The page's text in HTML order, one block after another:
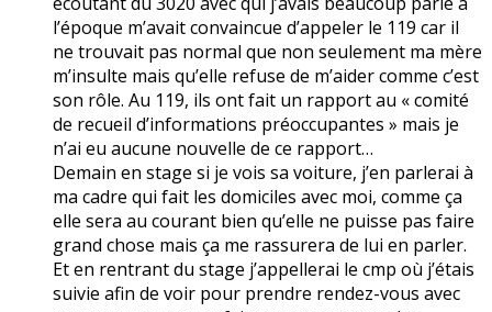
l’époque m’avait convaincue d’appeler le 119 car il
ne trouvait pas normal que non seulement ma mère
m’insulte mais qu’elle refuse de m’aider comme c’est
son rôle. Au 119, ils ont fait un rapport au « comité
de recueil d’informations préoccupantes » mais je
n’ai eu aucune nouvelle de ce rapport…
Demain en stage si je vois sa voiture, j’en parlerai à
ma cadre qui fait les domiciles avec moi, comme ça
elle sera au courant bien qu’elle ne puisse pas faire
grand chose mais ça me rassurera de lui en parler.
Et en rentrant du stage j’appellerai le cmp où j’étais
suivie afin de voir pour prendre rendez-vous avec